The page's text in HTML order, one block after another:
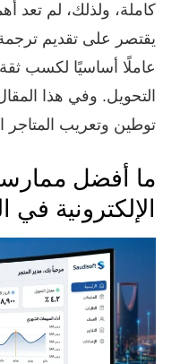
كاملة، ولذلك، لم تعد
يقتصر على تقديم
عاملًا أساسيًا لكسب ثقة
التحويل. وفي هذا
توطين وتعريب المتاجر
ما أفضل
الإلكترونية في